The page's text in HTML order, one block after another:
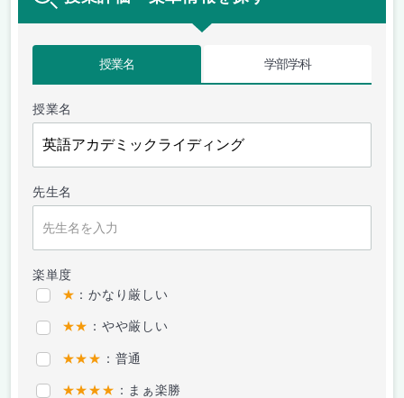
授業名 学部学科
授業名
先生名
楽単度
★ ：かなり厳しい
★★ ：やや厳しい
★★★ ：普通
★★★★ ：まぁ楽勝